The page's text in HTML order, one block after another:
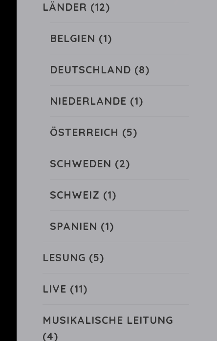
LÄNDER (12)
BELGIEN (1)
DEUTSCHLAND (8)
NIEDERLANDE (1)
ÖSTERREICH (5)
SCHWEDEN (2)
SCHWEIZ (1)
SPANIEN (1)
LESUNG (5)
LIVE (11)
MUSIKALISCHE LEITUNG
(4)